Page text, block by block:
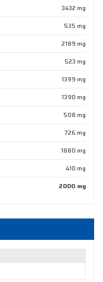
3432 mg
535 mg
2189 mg
523 mg
1399 mg
1390 mg
508 mg
726 mg
1880 mg
410 mg
2000 mg